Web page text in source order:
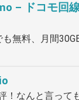
– ドコモ回
無料、月間
！なんと言って